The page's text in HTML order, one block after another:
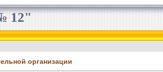
12"
организации